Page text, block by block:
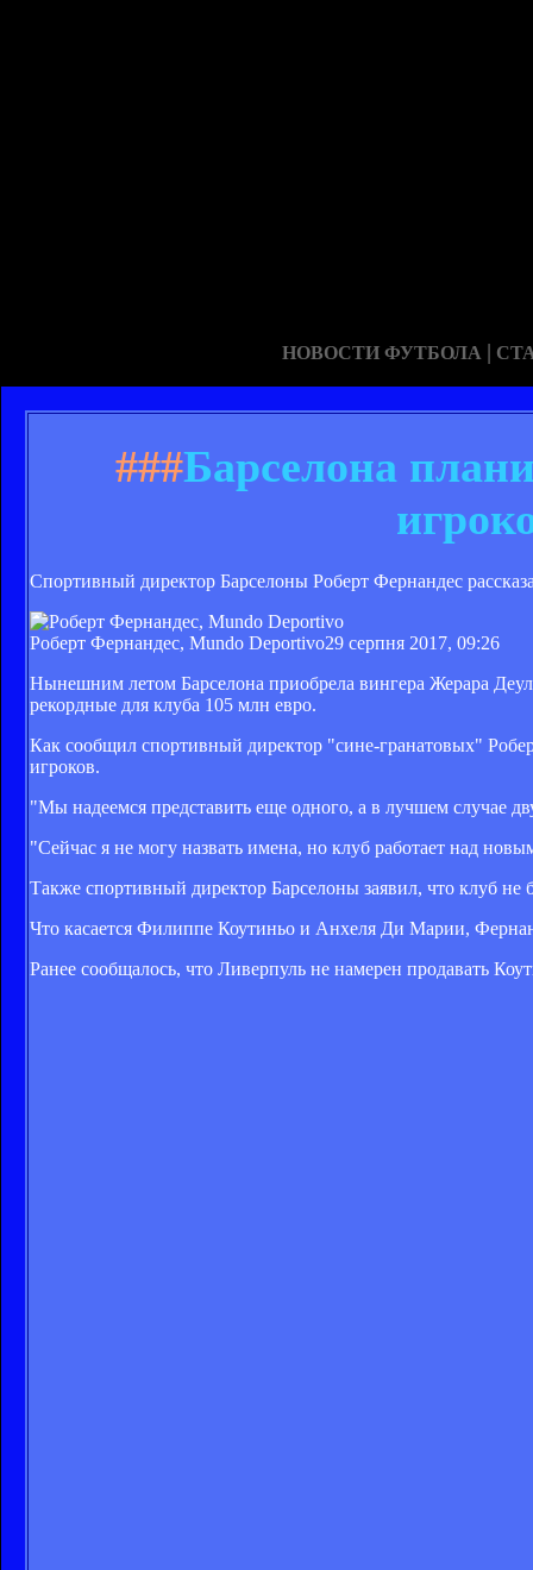
НОВОСТИ ФУТБОЛА |
###Барселона
Спортивный директор Барселоны Роберт Фернандес
Роберт Фернандес, Mundo Deportivo29 серпня 2017, 09:26
Нынешним летом Барселона приобрела вингера Жерара
рекордные для клуба 105 млн евро.
Как сообщил спортивный директор "сине-гранатовых"
игроков.
"Мы надеемся представить еще одного, а в лучшем случае
"Сейчас я не могу назвать имена, но клуб работает над
Также спортивный директор Барселоны заявил, что клуб
Что касается Филиппе Коутиньо и Анхеля Ди Марии,
Ранее сообщалось, что Ливерпуль не намерен продавать